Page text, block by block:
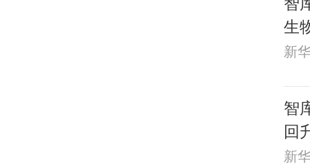
生
新
智库
回
新